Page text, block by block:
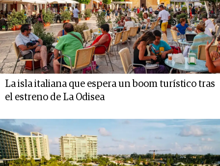
La isla italiana que espera un boom turístico tras
el estreno de La Odisea